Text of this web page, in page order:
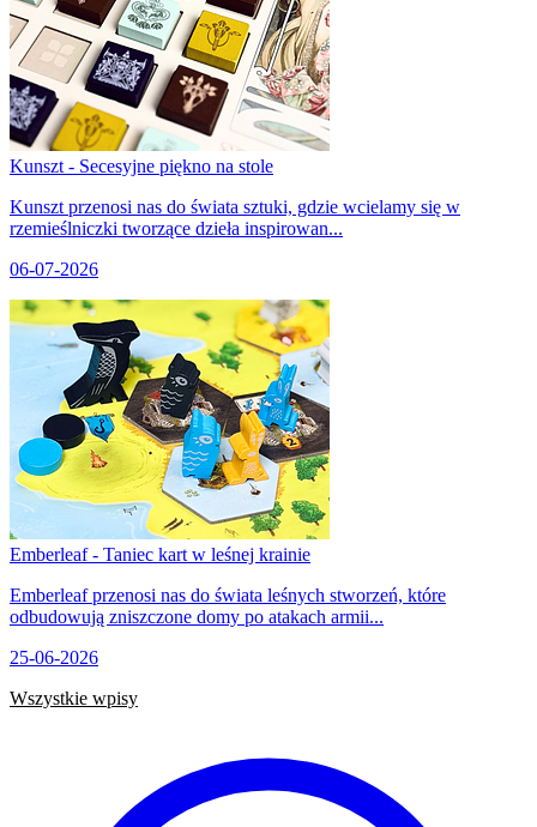
Kunszt - Secesyjne piękno na stole
Kunszt przenosi nas do świata sztuki, gdzie wcielamy się w
rzemieślniczki tworzące dzieła inspirowan...
06-07-2026
Emberleaf - Taniec kart w leśnej krainie
Emberleaf przenosi nas do świata leśnych stworzeń, które
odbudowują zniszczone domy po atakach armii...
25-06-2026
Wszystkie wpisy